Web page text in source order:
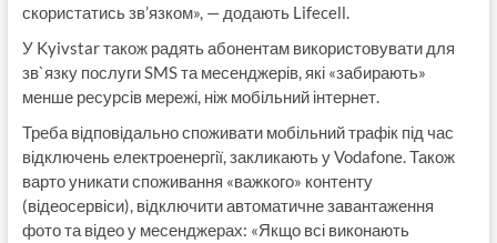
скористатись зв’язком», — додають Lifecell.
У Kyivstar також радять абонентам використовувати для
зв`язку послуги SMS та месенджерів, які «забирають»
менше ресурсів мережі, ніж мобільний інтернет.
Треба відповідально споживати мобільний трафік під час
відключень електроенергії, закликають у Vodafone. Також
варто уникати споживання «важкого» контенту
(відеосервіси), відключити автоматичне завантаження
фото та відео у месенджерах: «Якщо всі виконають